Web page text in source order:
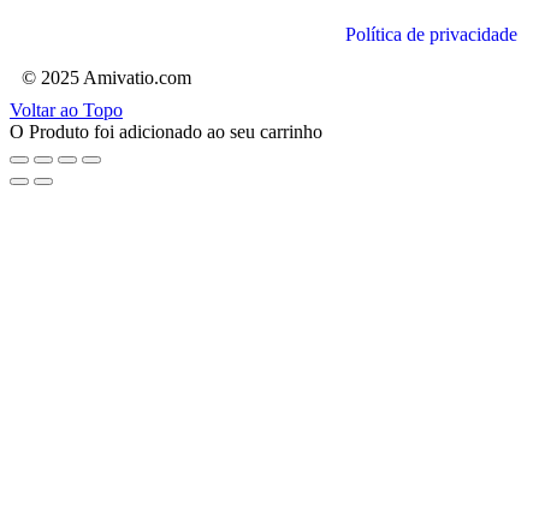
Política de privacidade
© 2025 Amivatio.com
Voltar ao Topo
O Produto foi adicionado ao seu carrinho